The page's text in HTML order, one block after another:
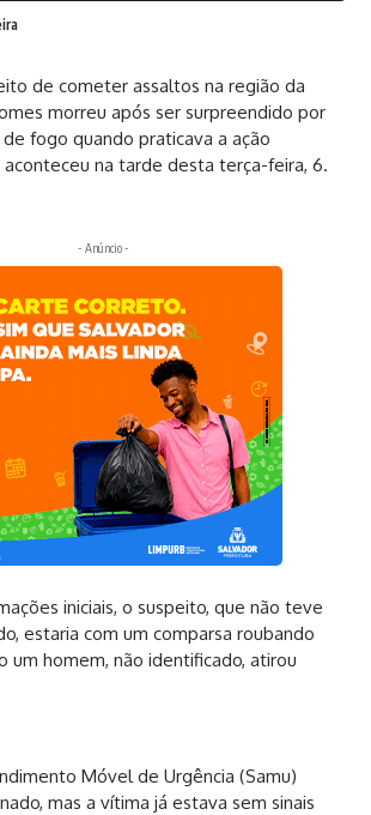
de cometer assaltos na região da
morreu após ser surpreendido por
fogo quando praticava a ação
aconteceu na tarde desta terça-feira, 6.
- Anúncio -
iniciais, o suspeito, que não teve
estaria com um comparsa roubando
um homem, não identificado, atirou
Móvel de Urgência (Samu)
mas a vítima já estava sem sinais